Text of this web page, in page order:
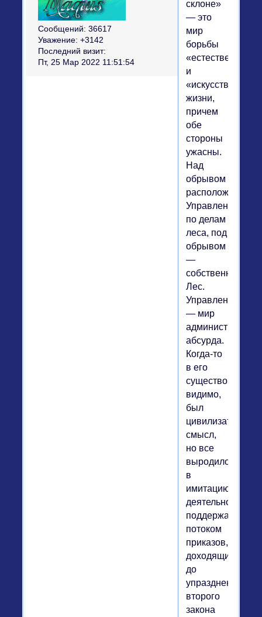
Сообщений: 36617
Уважение: +3142
Последний визит:
Пт, 25 Мар 2022 11:51:54
склоне»
— это
мир
борьбы
«естественной»
и
«искусственной»
жизни,
причем
обе
стороны
ужасны.
Над
обрывом
расположено
Управление
по делам
леса, под
обрывом
—
собственно
Лес.
Управление
— мир
абсурда.
Когда-то
в его
существовании,
видимо,
был
цивилизаторский
смысл,
но все
выродилось
в
имитацию
деятельности,
поддержанную
потоком
приказов,
доходящих
до
упразднения
второго
закона